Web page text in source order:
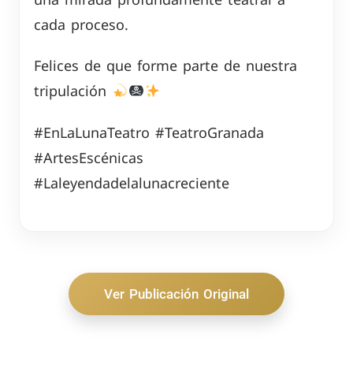
cada proceso.
Felices de que forme parte de nuestra
tripulación
#EnLaLunaTeatro #TeatroGranada
#ArtesEscénicas
#Laleyendadelalunacreciente
Ver Publicación Original